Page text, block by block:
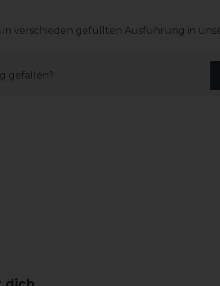
verschieden gefüllten Ausführung in
gefallen?